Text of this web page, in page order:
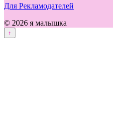
Для Рекламодателей
© 2026 я малышка